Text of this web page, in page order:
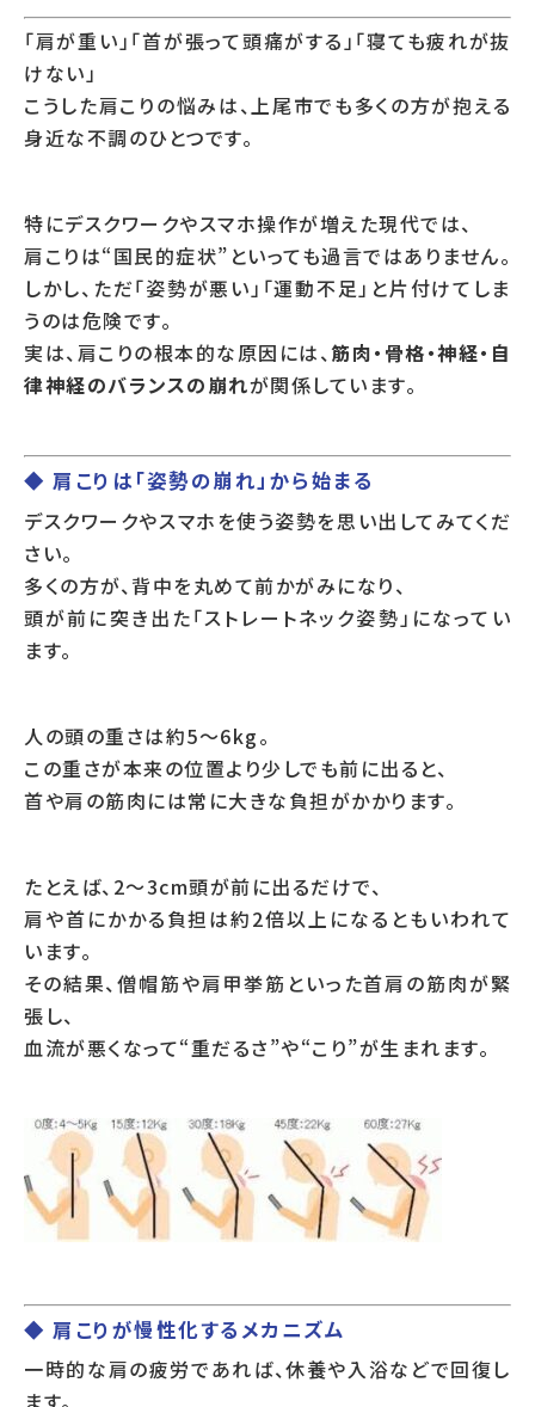
「肩が重い」「首が張って頭痛がする」「寝ても疲れが抜
けない」
こうした肩こりの悩みは、上尾市でも多くの方が抱える
身近な不調のひとつです。
特にデスクワークやスマホ操作が増えた現代では、
肩こりは“国民的症状”といっても過言ではありません。
しかし、ただ「姿勢が悪い」「運動不足」と片付けてしま
うのは危険です。
実は、肩こりの根本的な原因には、筋肉・骨格・神経・自
律神経のバランスの崩れが関係しています。
◆ 肩こりは「姿勢の崩れ」から始まる
デスクワークやスマホを使う姿勢を思い出してみてくだ
さい。
多くの方が、背中を丸めて前かがみになり、
頭が前に突き出た「ストレートネック姿勢」になってい
ます。
人の頭の重さは約5～6kg。
この重さが本来の位置より少しでも前に出ると、
首や肩の筋肉には常に大きな負担がかかります。
たとえば、2～3cm頭が前に出るだけで、
肩や首にかかる負担は約2倍以上になるともいわれて
います。
その結果、僧帽筋や肩甲挙筋といった首肩の筋肉が緊
張し、
血流が悪くなって“重だるさ”や“こり”が生まれます。
◆ 肩こりが慢性化するメカニズム
一時的な肩の疲労であれば、休養や入浴などで回復し
ます。